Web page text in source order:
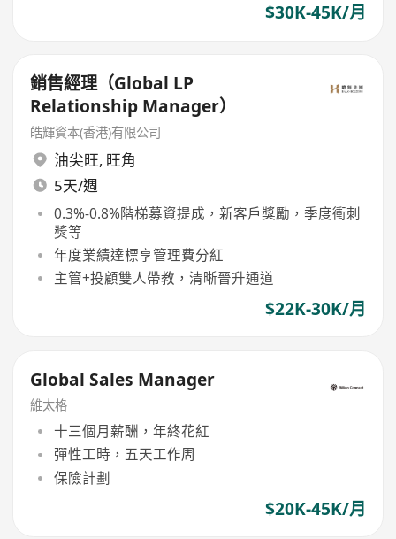
$30K-45K/月
銷售經理（Global LP
Relationship Manager）
皓輝資本(香港)有限公司
油尖旺, 旺角
5天/週
0.3%-0.8%階梯募資提成，新客戶獎勵，季度衝刺
獎等
年度業績達標享管理費分紅
主管+投顧雙人帶教，清晰晉升通道
$22K-30K/月
Global Sales Manager
維太格
十三個月薪酬，年終花紅
彈性工時，五天工作周
保險計劃
$20K-45K/月